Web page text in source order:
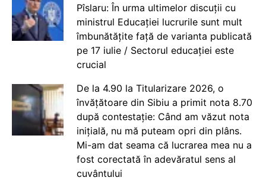
Pîslaru: În urma ultimelor discuții cu
ministrul Educației lucrurile sunt mult
îmbunătățite față de varianta publicată
pe 17 iulie / Sectorul educației este
crucial
De la 4.90 la Titularizare 2026, o
învățătoare din Sibiu a primit nota 8.70
după contestație: Când am văzut nota
inițială, nu mă puteam opri din plâns.
Mi-am dat seama că lucrarea mea nu a
fost corectată în adevăratul sens al
cuvântului